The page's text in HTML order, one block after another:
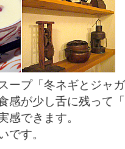
ープ「冬ネギとジャ
感が少し舌に残って
できます。
です。